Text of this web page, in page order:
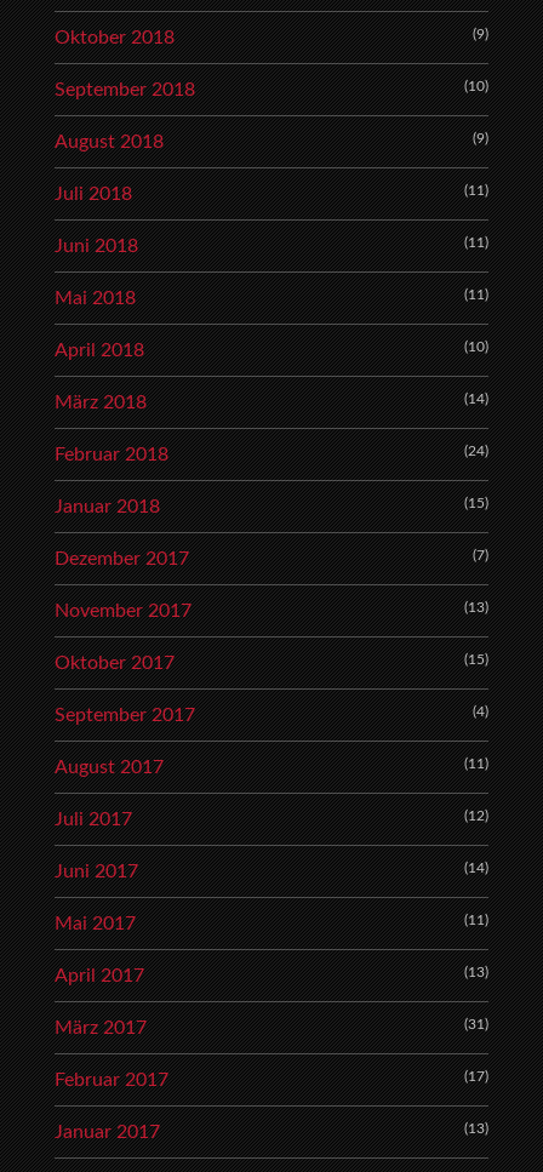
Oktober 2018 (9)
September 2018 (10)
August 2018 (9)
Juli 2018 (11)
Juni 2018 (11)
Mai 2018 (11)
April 2018 (10)
März 2018 (14)
Februar 2018 (24)
Januar 2018 (15)
Dezember 2017 (7)
November 2017 (13)
Oktober 2017 (15)
September 2017 (4)
August 2017 (11)
Juli 2017 (12)
Juni 2017 (14)
Mai 2017 (11)
April 2017 (13)
März 2017 (31)
Februar 2017 (17)
Januar 2017 (13)